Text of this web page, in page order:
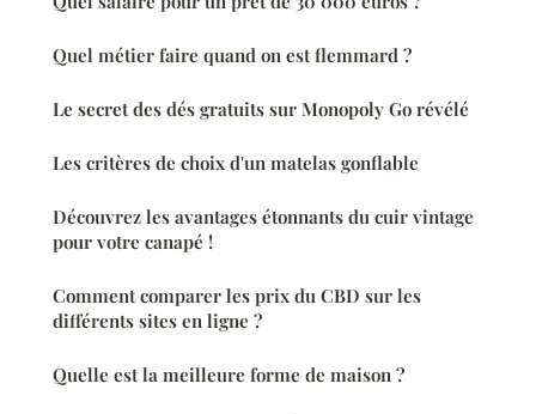
Quel métier faire quand on est flemmard ?
Le secret des dés gratuits sur Monopoly Go révélé
Les critères de choix d'un matelas gonflable
Découvrez les avantages étonnants du cuir vintage
pour votre canapé !
Comment comparer les prix du CBD sur les
différents sites en ligne ?
Quelle est la meilleure forme de maison ?